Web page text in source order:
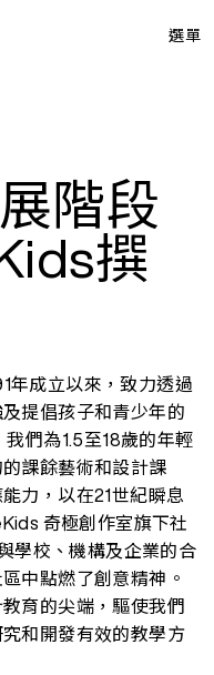
選單
階段
撰
年成立以來，致力透過
提倡孩子和青少年的
們為1.5至18歲的年輕
課餘藝術和設計課
力，以在21世紀瞬息
奇極創作室旗下社
學校、機構及企業的合
中點燃了創意精神。
育的尖端，驅使我們
和開發有效的教學方